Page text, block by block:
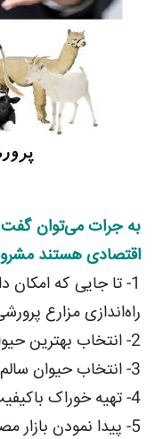
به جرات می‌توان گفت
اقتصادی هستند
1- تا جایی که
راه‌اندازی مزارع
2- انتخاب بهترین حیوان با ظرفیت ژنتیکی بالا.
3- انتخاب حیوان سالم.
4- تهیه خوراک باکیفیت مناسب و ارزان‌قیمت.
5- پیدا نمودن بازار مصرف.